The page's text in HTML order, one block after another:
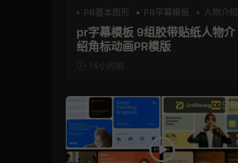
PR基本图形
PR字幕模板 人物介绍
pr字幕模板 9组胶带贴纸人物介
绍角标动画PR模版
14小时前